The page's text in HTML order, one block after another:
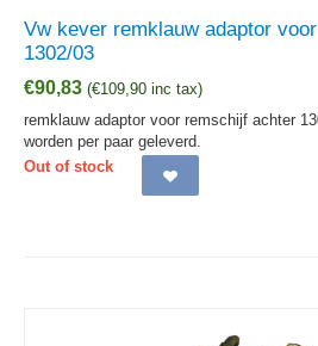
Vw kever remklauw adaptor
1302/03
€90,83 (€109,90 inc tax)
remklauw adaptor voor remschijf achter
worden per paar geleverd.
Out of stock